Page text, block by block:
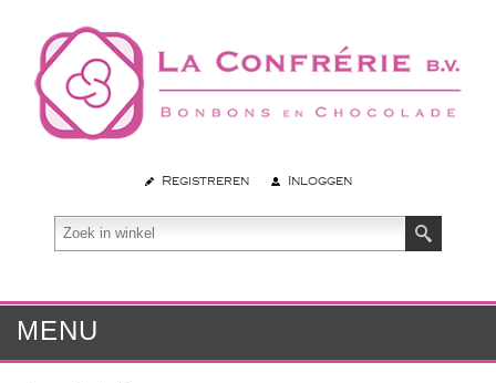
Registreren Inloggen
MENU